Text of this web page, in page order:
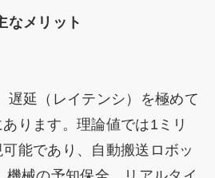
なメリット
遅延（レイテンシ）を極めて
ります。理論値では1ミリ
能であり、自動搬送ロボッ